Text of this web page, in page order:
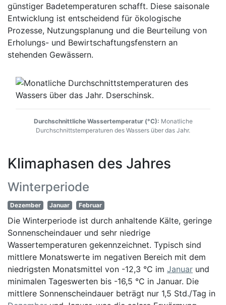
günstiger Badetemperaturen schafft. Diese saisonale
Entwicklung ist entscheidend für ökologische
Prozesse, Nutzungsplanung und die Beurteilung von
Erholungs- und Bewirtschaftungsfenstern an
stehenden Gewässern.
Durchschnittliche Wassertemperatur (°C): Monatliche
Durchschnittstemperaturen des Wassers über das Jahr.
Klimaphasen des Jahres
Winterperiode
Dezember Januar Februar
Die Winterperiode ist durch anhaltende Kälte, geringe
Sonnenscheindauer und sehr niedrige
Wassertemperaturen gekennzeichnet. Typisch sind
mittlere Monatswerte im negativen Bereich mit dem
niedrigsten Monatsmittel von -12,3 °C im Januar und
minimalen Tageswerten bis -16,5 °C in Januar. Die
mittlere Sonnenscheindauer beträgt nur 1,5 Std./Tag in